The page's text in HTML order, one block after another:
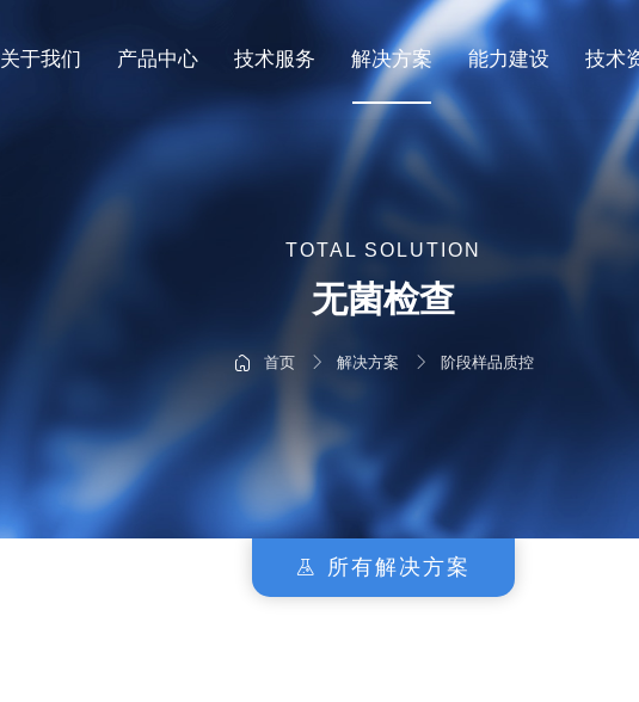
关于我们 产品中心 技术服务 解决方案 能力建设 技术
工艺杂质残留检测
微生物快检（RMM）
宿主细胞残留蛋白检测
遗传稳定性检测
阶段样品质控
TOTAL SOLUTION
无菌检查
首页 解决方案 阶段样品质控
所有解决方案